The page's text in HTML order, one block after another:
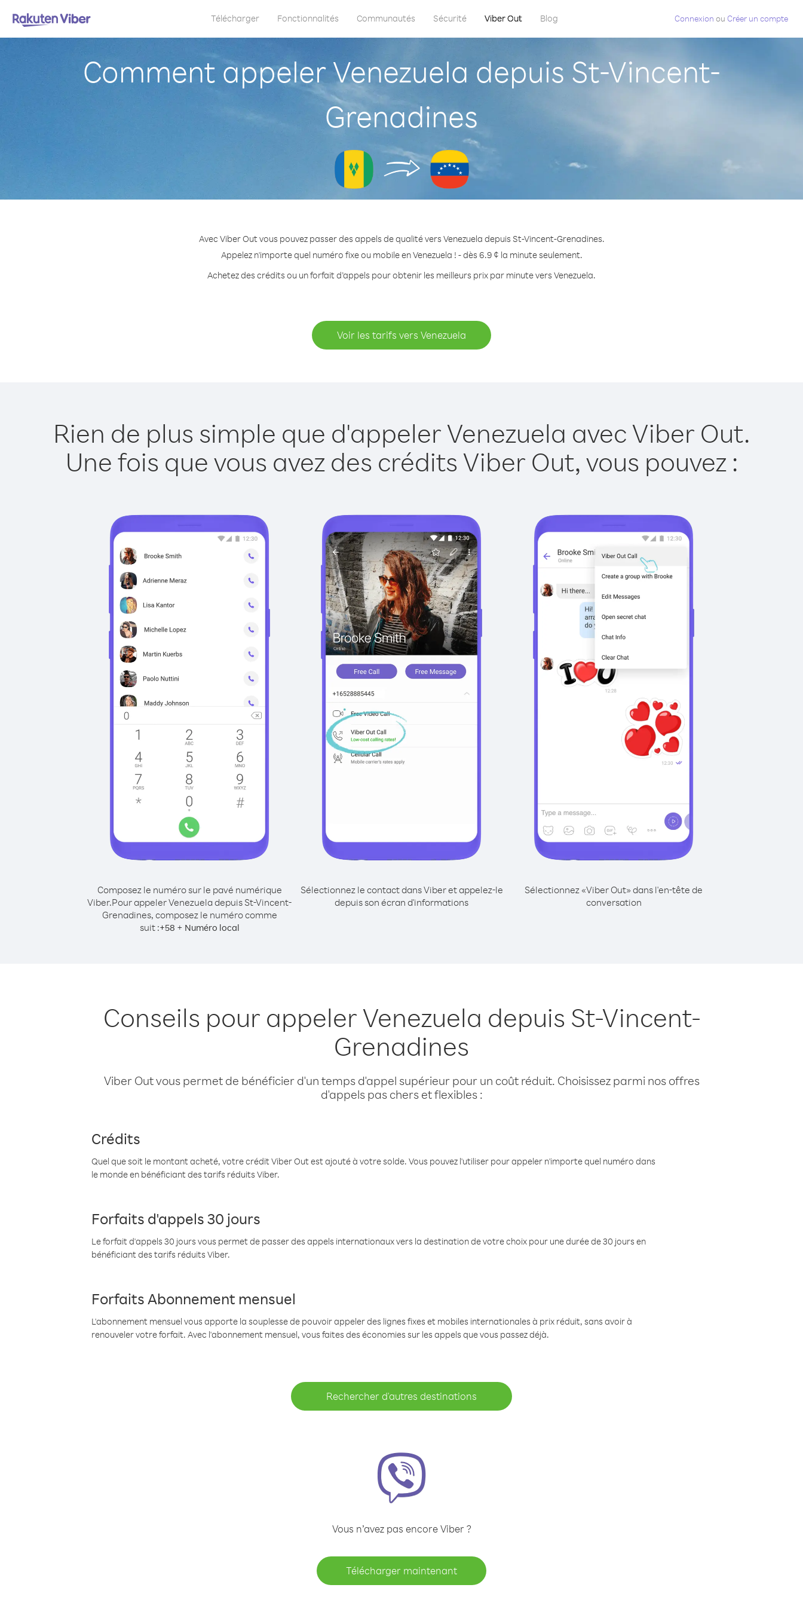
Télécharger Fonctionnalités Communautés Sécurité Viber Out Blog Connexion ou Créer un compte
Comment appeler Venezuela depuis St-Vincent-
Grenadines
Avec Viber Out vous pouvez passer des appels de qualité vers Venezuela depuis St-Vincent-Grenadines.
Appelez n'importe quel numéro fixe ou mobile en Venezuela ! - dès 6.9 ¢ la minute seulement.
Achetez des crédits ou un forfait d’appels pour obtenir les meilleurs prix par minute vers Venezuela.
Voir les tarifs vers Venezuela
Rien de plus simple que d'appeler Venezuela avec Viber Out.
Une fois que vous avez des crédits Viber Out, vous pouvez :
Composez le numéro sur le pavé numérique
Viber.Pour appeler Venezuela depuis St-Vincent-
Grenadines, composez le numéro comme
suit :+58 + Numéro local
Sélectionnez le contact dans Viber et appelez-le
depuis son écran d'informations
Sélectionnez «Viber Out» dans l'en-tête de
conversation
Conseils pour appeler Venezuela depuis St-Vincent-
Grenadines
Viber Out vous permet de bénéficier d'un temps d'appel supérieur pour un coût réduit. Choisissez parmi nos offres
d'appels pas chers et flexibles :
Crédits
Quel que soit le montant acheté, votre crédit Viber Out est ajouté à votre solde. Vous pouvez l'utiliser pour appeler n'importe quel numéro dans
le monde en bénéficiant des tarifs réduits Viber.
Forfaits d'appels 30 jours
Le forfait d'appels 30 jours vous permet de passer des appels internationaux vers la destination de votre choix pour une durée de 30 jours en
bénéficiant des tarifs réduits Viber.
Forfaits Abonnement mensuel
L'abonnement mensuel vous apporte la souplesse de pouvoir appeler des lignes fixes et mobiles internationales à prix réduit, sans avoir à
renouveler votre forfait. Avec l'abonnement mensuel, vous faites des économies sur les appels que vous passez déjà.
Rechercher d'autres destinations
Vous n’avez pas encore Viber ?
Télécharger maintenant